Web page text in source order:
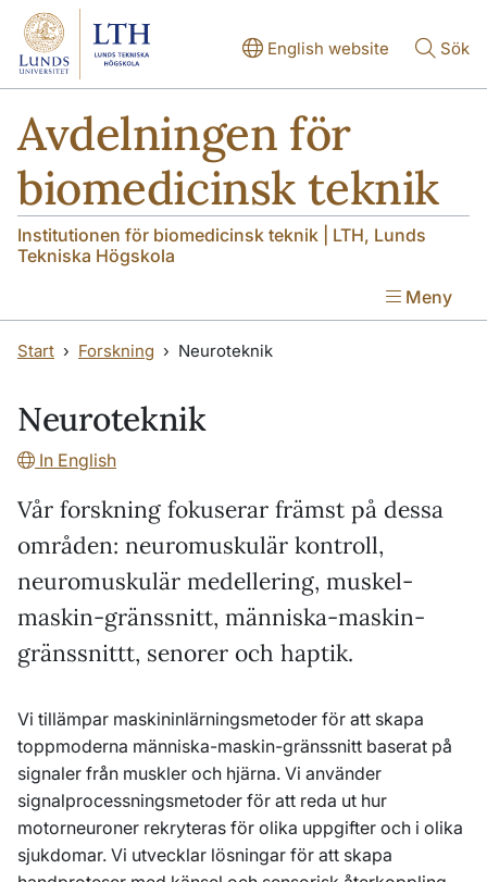
Hoppa till huvudinnehåll
Hoppa till huvudinnehåll
English website Sök
Avdelningen för
biomedicinsk teknik
Institutionen för biomedicinsk teknik | LTH, Lunds
Tekniska Högskola
Meny
Start Forskning Neuroteknik
Neuroteknik
In English
Vår forskning fokuserar främst på dessa
områden: neuromuskulär kontroll,
neuromuskulär medellering, muskel-
maskin-gränssnitt, människa-maskin-
gränssnittt, senorer och haptik.
Vi tillämpar maskininlärningsmetoder för att skapa
toppmoderna människa-maskin-gränssnitt baserat på
signaler från muskler och hjärna. Vi använder
signalprocessningsmetoder för att reda ut hur
motorneuroner rekryteras för olika uppgifter och i olika
sjukdomar. Vi utvecklar lösningar för att skapa